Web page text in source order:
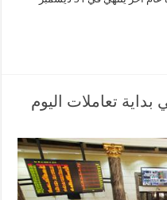
تعاملات اليوم